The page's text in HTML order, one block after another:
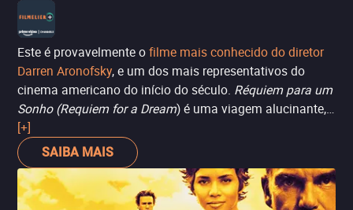
Este é provavelmente ofilme mais conhecido do diretor
Darren Aronofsky, e um dos mais representativos do
cinema americano do início do século. Réquiem para um
Sonho (Requiem for a Dream) é uma viagem alucinante,
intensa e claustrofóbica pelos sonhos e piores pesadelos
de seus personagens, que vai ficar com você para
sempre, e já é obrigatória no repertório de qualquer
cinéfilo.
[+]
SAIBA MAIS